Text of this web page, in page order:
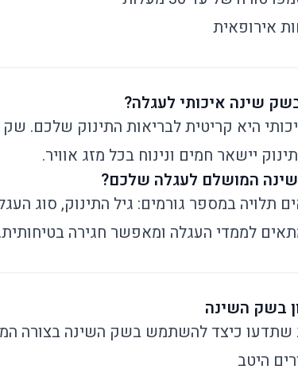
אירופאית
שינה איכותי לעגלה?
היא קריטית לבריאות התינוק שלכם. שק
יישאר חמים ונינוח בכל מזג אוויר.
המושלם לעגלה שלכם?
תלויה במספר גורמים: גיל התינוק, סוג
לממדי העגלה ומאפשר חגירה בטיחותית.
שתדעו כיצד להשתמש בשק השינה בצורה
היטב